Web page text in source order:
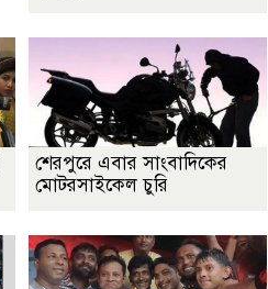
শেরপুরে এবার সাংবাদিকের
মোটরসাইকেল চুরি